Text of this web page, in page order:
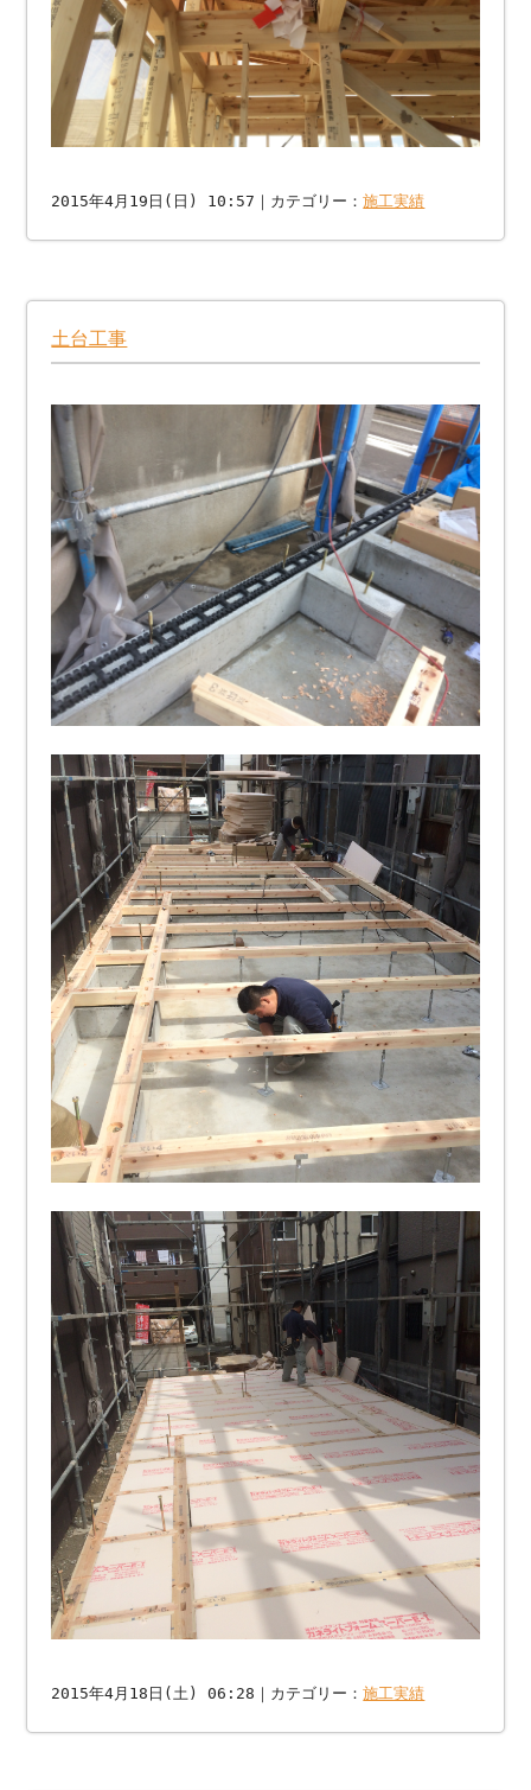
2015年4月19日(日) 10:57｜カテゴリー：施工実績
土台工事
2015年4月18日(土) 06:28｜カテゴリー：施工実績